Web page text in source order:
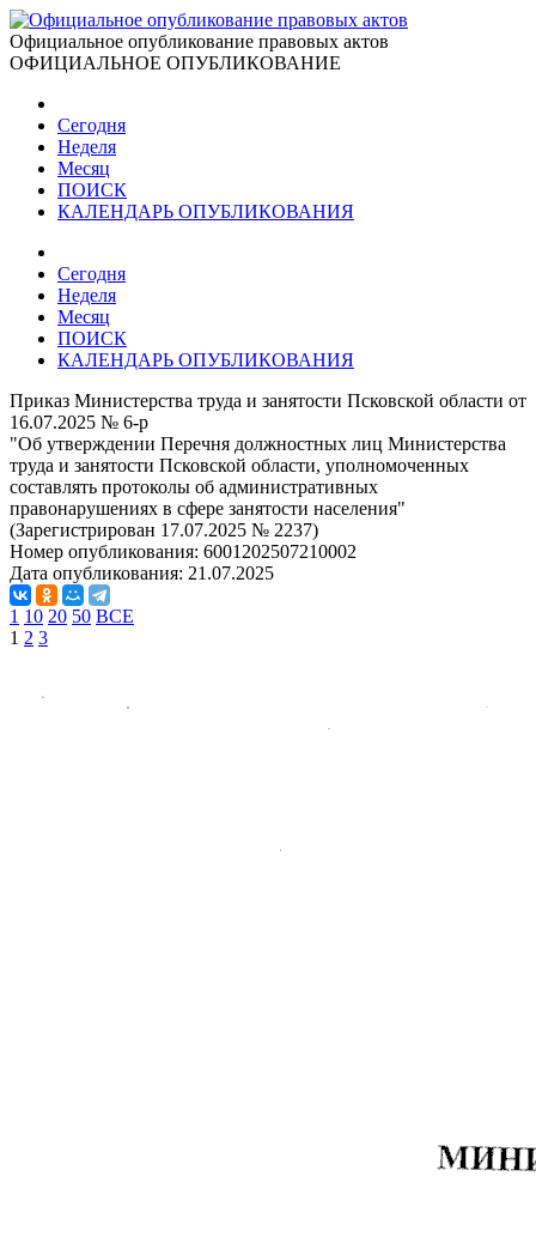
Официальное опубликование правовых актов
ОФИЦИАЛЬНОЕ ОПУБЛИКОВАНИЕ
Сегодня
Неделя
Месяц
ПОИСК
КАЛЕНДАРЬ ОПУБЛИКОВАНИЯ
Сегодня
Неделя
Месяц
ПОИСК
КАЛЕНДАРЬ ОПУБЛИКОВАНИЯ
Приказ Министерства труда и занятости Псковской области от
16.07.2025 № 6-р
"Об утверждении Перечня должностных лиц Министерства
труда и занятости Псковской области, уполномоченных
составлять протоколы об административных
правонарушениях в сфере занятости населения"
(Зарегистрирован 17.07.2025 № 2237)
Номер опубликования: 6001202507210002
Дата опубликования: 21.07.2025
1 10 20 50 ВСЕ
1 2 3